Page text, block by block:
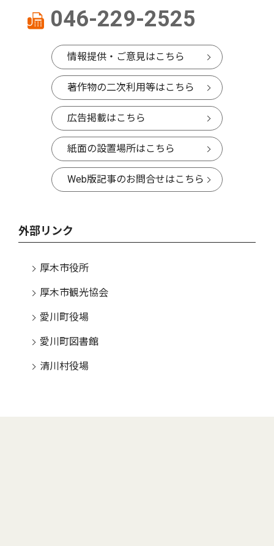
046-229-2525
情報提供・ご意見はこちら
著作物の二次利用等はこちら
広告掲載はこちら
紙面の設置場所はこちら
Web版記事のお問合せはこちら
外部リンク
厚木市役所
厚木市観光協会
愛川町役場
愛川町図書館
清川村役場